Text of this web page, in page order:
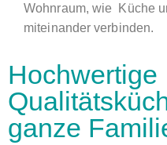
Wohnraum, wie Küche
miteinander verbinden.
Hochwertige
ganze